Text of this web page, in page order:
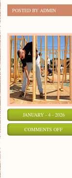
POSTED BY ADMIN
JANUARY - 4 - 2026
COMMENTS OFFON